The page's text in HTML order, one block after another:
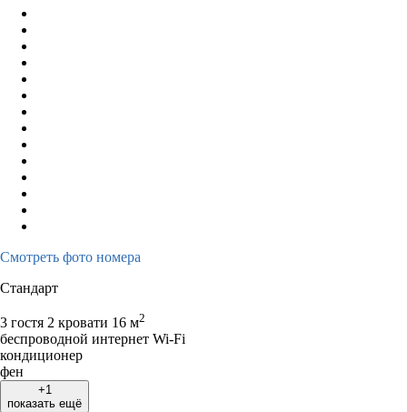
Смотреть фото номера
Стандарт
3 гостя 2 кровати 16 м2
беспроводной интернет Wi-Fi
кондиционер
фен
+1
показать ещё